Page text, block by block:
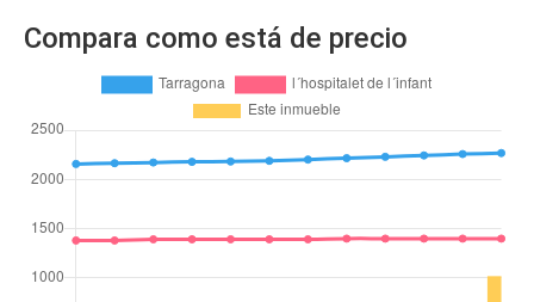
Compara como está de precio